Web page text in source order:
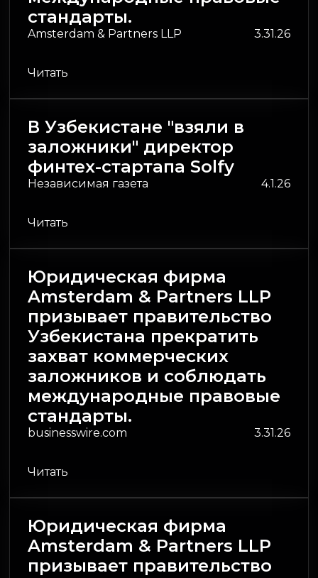
стандарты.
Amsterdam & Partners LLP 3.31.26
Читать
В Узбекистане "взяли в
заложники" директор
финтех-стартапа Solfy
Независимая газета 4.1.26
Читать
Юридическая фирма
Amsterdam & Partners LLP
призывает правительство
Узбекистана прекратить
захват коммерческих
заложников и соблюдать
международные правовые
стандарты.
businesswire.com 3.31.26
Читать
Юридическая фирма
Amsterdam & Partners LLP
призывает правительство